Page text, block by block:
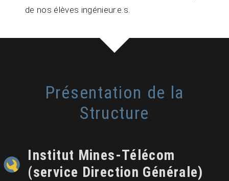
de nos élèves ingénieur.e.s.
Présentation de la
Structure
Institut Mines-Télécom
(service Direction Générale)